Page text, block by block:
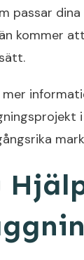
passar
kommer